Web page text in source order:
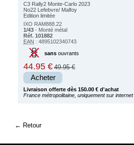
C3 Rally2 Monte-Carlo 2023
No22 Lefebvre/ Malfoy
Edition limitée
IXO RAM888.22
1/43 - Monté métal
Réf. 101882
EAN : 4895102340743
sansouvrants
44.95 € 49.95 €
Acheter
Livraison offerte dès 150.00 € d'achat
France métropolitaine, uniquement sur internet
Retour